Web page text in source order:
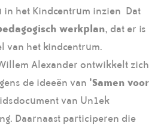
in het Kindcentrum inzien Dat
werkplan, dat er is
van het kindcentrum.
Alexander ontwikkelt zich
de ideeën van 'Samen voor
van Un1ek
Daarnaast participeren die